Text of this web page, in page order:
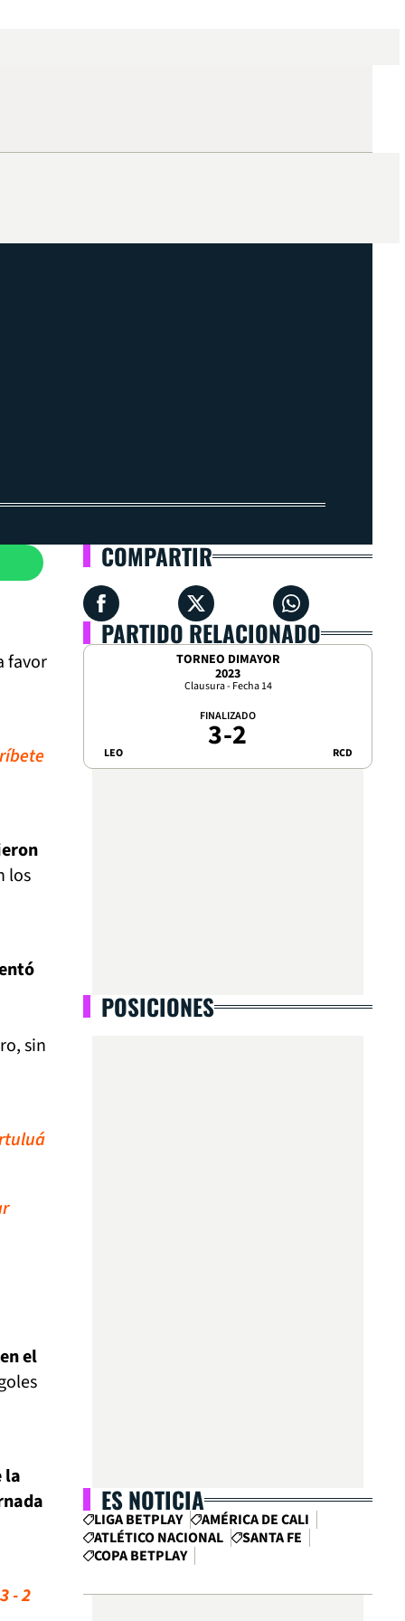
favor
los
sin
el
la
- 2
COMPARTIR
PARTIDO RELACIONADO
TORNEO DIMAYOR
2023
Clausura - Fecha 14
LEO
FINALIZADO
3-2 RCD
POSICIONES
ES NOTICIA
LIGA BETPLAY
AMÉRICA DE CALI
ATLÉTICO NACIONAL
SANTA FE
COPA BETPLAY